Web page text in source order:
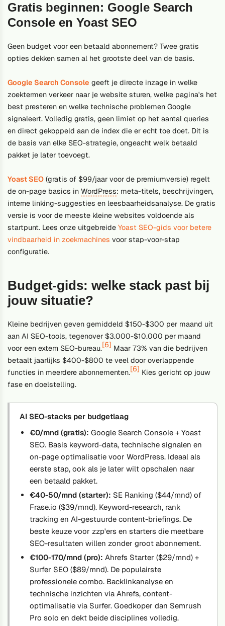
Gratis beginnen: Google Search
Console en Yoast SEO
Geen budget voor een betaald abonnement? Twee gratis
opties dekken samen al het grootste deel van de basis.
Google Search Console geeft je directe inzage in welke
zoektermen verkeer naar je website sturen, welke pagina's het
best presteren en welke technische problemen Google
signaleert. Volledig gratis, geen limiet op het aantal queries
en direct gekoppeld aan de index die er echt toe doet. Dit is
de basis van elke SEO-strategie, ongeacht welk betaald
pakket je later toevoegt.
Yoast SEO (gratis of $99/jaar voor de premiumversie) regelt
de on-page basics inWordPress: meta-titels, beschrijvingen,
interne linking-suggesties en leesbaarheidsanalyse. De gratis
versie is voor de meeste kleine websites voldoende als
startpunt. Lees onze uitgebreideYoast SEO-gids voor betere
vindbaarheid in zoekmachines voor stap-voor-stap
configuratie.
Budget-gids: welke stack past bij
jouw situatie?
Kleine bedrijven geven gemiddeld $150-$300 per maand uit
aan AI SEO-tools, tegenover $3.000-$10.000 per maand
voor een extern SEO-bureau.[6] Maar 73% van die bedrijven
betaalt jaarlijks $400-$800 te veel door overlappende
functies in meerdere abonnementen.[6] Kies gericht op jouw
fase en doelstelling.
AI SEO-stacks per budgetlaag
€0/mnd (gratis): Google Search Console + Yoast
SEO. Basis keyword-data, technische signalen en
on-page optimalisatie voor WordPress. Ideaal als
eerste stap, ook als je later wilt opschalen naar
een betaald pakket.
€40-50/mnd (starter): SE Ranking ($44/mnd) of
Frase.io ($39/mnd). Keyword-research, rank
tracking en AI-gestuurde content-briefings. De
beste keuze voor zzp'ers en starters die meetbare
SEO-resultaten willen zonder groot abonnement.
€100-170/mnd (pro): Ahrefs Starter ($29/mnd) +
Surfer SEO ($89/mnd). De populairste
professionele combo. Backlinkanalyse en
technische inzichten via Ahrefs, content-
optimalisatie via Surfer. Goedkoper dan Semrush
Pro solo en dekt beide disciplines volledig.